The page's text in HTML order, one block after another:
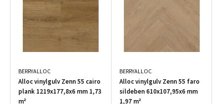
BERRYALLOC
Alloc vinylgulv Zenn 55 cairo
plank 1219x177,8x6 mm 1,73
m²
BERRYALLOC
Alloc vinylgulv Zenn 55 faro
sildeben 610x107,95x6 mm
1,97 m²